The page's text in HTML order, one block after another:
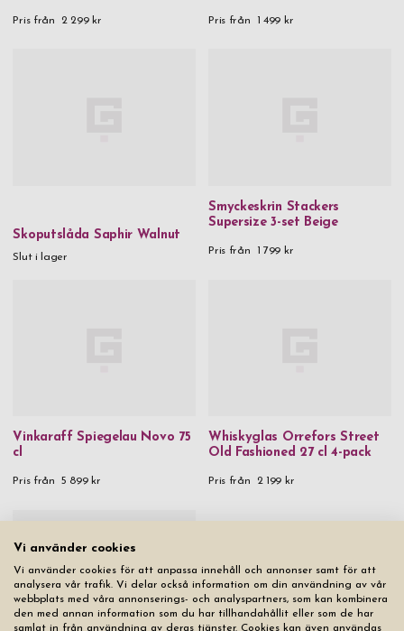
Pris från 2 299 kr Pris från 1 499 kr
Skoputslåda Saphir Walnut
Slut i lager
Smyckeskrin Stackers
Supersize 3-set Beige
Pris från 1 799 kr
Vinkaraff Spiegelau Novo 75
cl
Pris från 5 899 kr
Whiskyglas Orrefors Street
Old Fashioned 27 cl 4-pack
Pris från 2 199 kr
Vi använder cookies
Vi använder cookies för att anpassa innehåll och annonser samt för att
analysera vår trafik. Vi delar också information om din användning av vår
webbplats med våra annonserings- och analyspartners, som kan kombinera
den med annan information som du har tillhandahållit eller som de har
samlat in från användning av deras tjänster. Cookies kan även användas